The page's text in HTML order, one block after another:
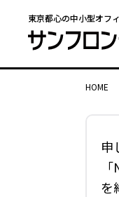
東京都心の中小型オフ
HOME
申
を